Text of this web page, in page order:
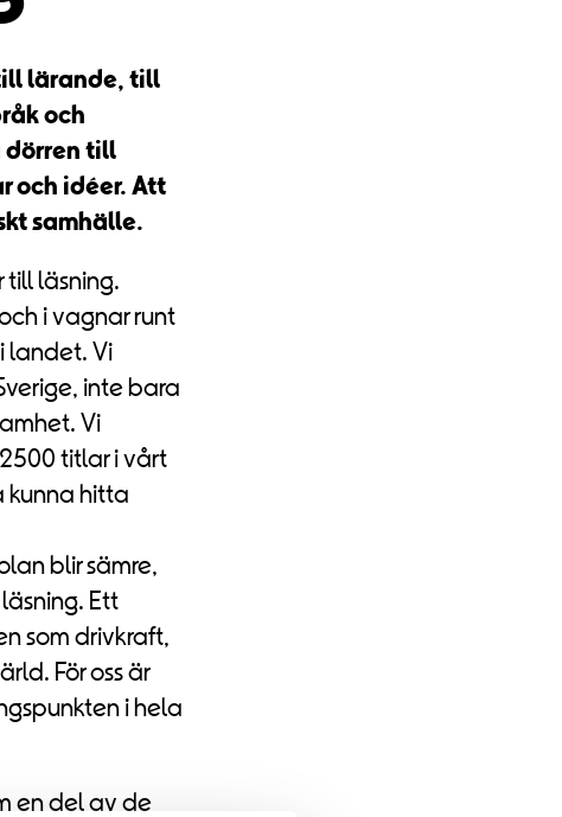
lärande, till
och
dörren till
och idéer. Att
samhälle.
till läsning.
i vagnar runt
landet. Vi
inte bara
Vi
titlar i vårt
kunna hitta
blir sämre,
Ett
som drivkraft,
För oss är
i hela
en del av de